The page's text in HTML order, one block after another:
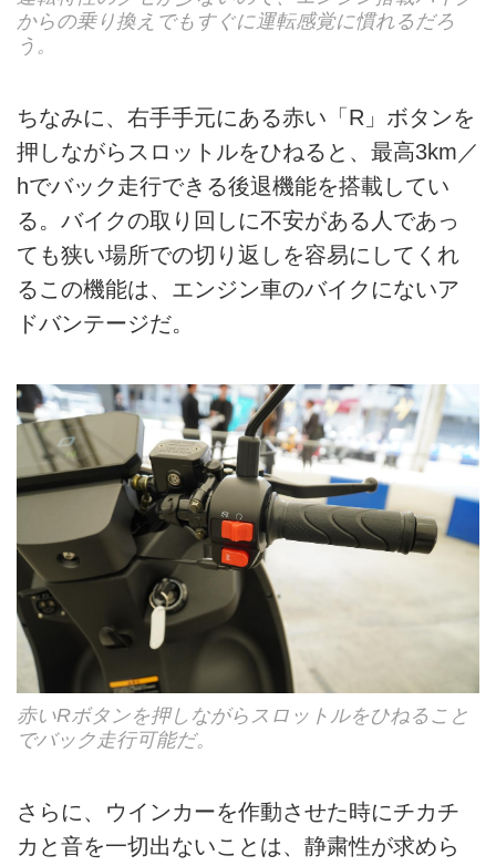
からの乗り換えでもすぐに運転感覚に慣れるだろ
う。
ちなみに、右手手元にある赤い「R」ボタンを
押しながらスロットルをひねると、最高3km／
hでバック走行できる後退機能を搭載してい
る。バイクの取り回しに不安がある人であっ
ても狭い場所での切り返しを容易にしてくれ
るこの機能は、エンジン車のバイクにないア
ドバンテージだ。
赤いRボタンを押しながらスロットルをひねること
でバック走行可能だ。
さらに、ウインカーを作動させた時にチカチ
カと音を一切出ないことは、静粛性が求めら